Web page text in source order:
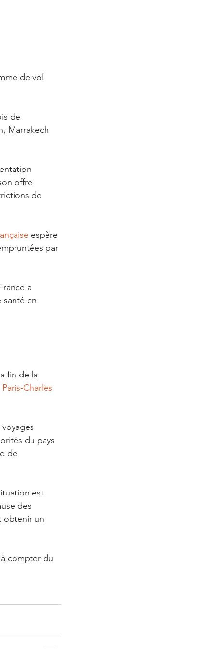
de vol
de
Marrakech
offre
de
espère
par
a
santé en
fin de la
Paris-Charles
du pays
de
est
des
obtenir un
compter du